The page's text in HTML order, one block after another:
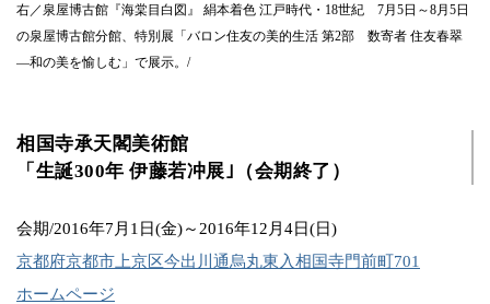
右／泉屋博古館『海棠目白図』 絹本着色 江戸時代・18世紀 7月5日～8月5日
の泉屋博古館分館、特別展「バロン住友の美的生活 第2部 数寄者 住友春翠
―和の美を愉しむ」で展示。/
相国寺承天閣美術館
「生誕300年 伊藤若冲展｣（会期終了）
会期/2016年7月1日(金)～2016年12月4日(日)
京都府京都市上京区今出川通烏丸東入相国寺門前町701
ホームページ